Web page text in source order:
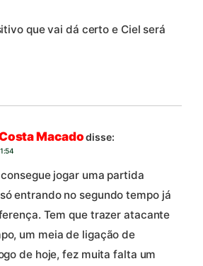
que vai dá certo e Ciel será
Macado disse:
jogar uma partida
entrando no segundo tempo já
Tem que trazer atacante
um meia de ligação de
de hoje, fez muita falta um